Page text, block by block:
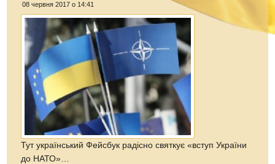
08 червня 2017 о 14:41
Тут український Фейсбук радісно святкує «вступ України
до НАТО»…